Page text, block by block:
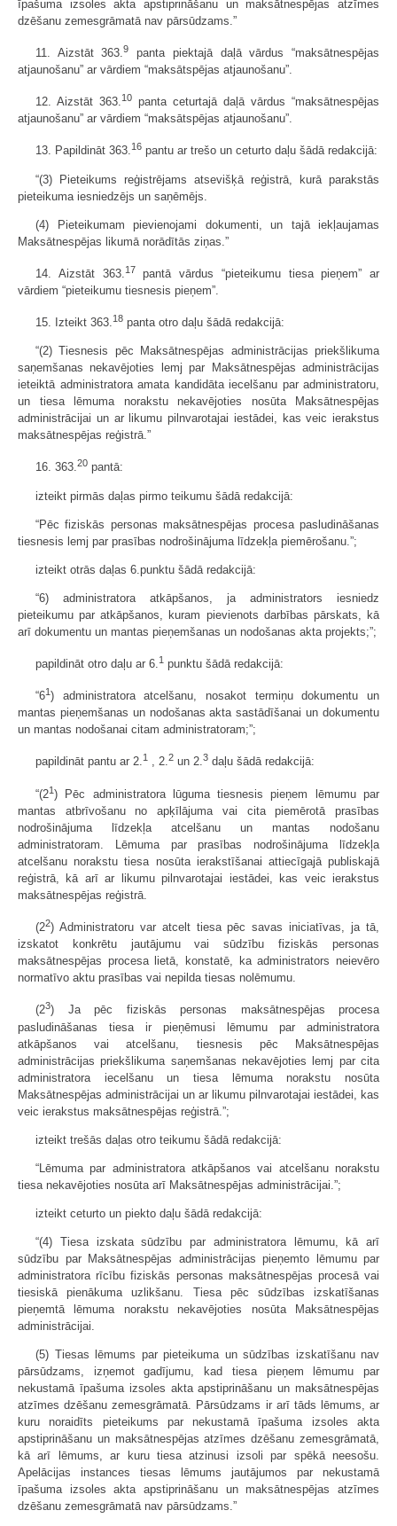
īpašuma izsoles akta apstiprināšanu un maksātnespējas atzīmes
dzēšanu zemesgrāmatā nav pārsūdzams.”
11. Aizstāt 363.9
panta piektajā daļā vārdus “maksātnespējas
atjaunošanu” ar vārdiem “maksātspējas atjaunošanu”.
12. Aizstāt 363.10 panta ceturtajā daļā vārdus “maksātnespējas
atjaunošanu” ar vārdiem “maksātspējas atjaunošanu”.
13. Papildināt 363.16 pantu ar trešo un ceturto daļu šādā redakcijā:
“(3) Pieteikums reģistrējams atsevišķā reģistrā, kurā parakstās
pieteikuma iesniedzējs un saņēmējs.
(4) Pieteikumam pievienojami dokumenti, un tajā iekļaujamas
Maksātnespējas likumā norādītās ziņas.”
14. Aizstāt 363.17
pantā vārdus “pieteikumu tiesa pieņem” ar
vārdiem “pieteikumu tiesnesis pieņem”.
15. Izteikt 363.18 panta otro daļu šādā redakcijā:
“(2) Tiesnesis pēc Maksātnespējas administrācijas priekšlikuma
saņemšanas nekavējoties lemj par Maksātnespējas administrācijas
ieteiktā administratora amata kandidāta iecelšanu par administratoru,
un tiesa lēmuma norakstu nekavējoties nosūta Maksātnespējas
administrācijai un ar likumu pilnvarotajai iestādei, kas veic ierakstus
maksātnespējas reģistrā.”
16. 363.20 pantā:
izteikt pirmās daļas pirmo teikumu šādā redakcijā:
“Pēc fiziskās personas maksātnespējas procesa pasludināšanas
tiesnesis lemj par prasības nodrošinājuma līdzekļa piemērošanu.”;
izteikt otrās daļas 6.punktu šādā redakcijā:
“6) administratora atkāpšanos, ja administrators iesniedz
pieteikumu par atkāpšanos, kuram pievienots darbības pārskats, kā
arī dokumentu un mantas pieņemšanas un nodošanas akta projekts;”;
papildināt otro daļu ar 6.1 punktu šādā redakcijā:
“61) administratora atcelšanu, nosakot termiņu dokumentu un
mantas pieņemšanas un nodošanas akta sastādīšanai un dokumentu
un mantas nodošanai citam administratoram;”;
papildināt pantu ar 2.1 , 2.2 un 2.3 daļu šādā redakcijā:
“(21) Pēc administratora lūguma tiesnesis pieņem lēmumu par
mantas atbrīvošanu no apķīlājuma vai cita piemērotā prasības
nodrošinājuma līdzekļa atcelšanu un mantas nodošanu
administratoram. Lēmuma par prasības nodrošinājuma līdzekļa
atcelšanu norakstu tiesa nosūta ierakstīšanai attiecīgajā publiskajā
reģistrā, kā arī ar likumu pilnvarotajai iestādei, kas veic ierakstus
maksātnespējas reģistrā.
(22) Administratoru var atcelt tiesa pēc savas iniciatīvas, ja tā,
izskatot konkrētu jautājumu vai sūdzību fiziskās personas
maksātnespējas procesa lietā, konstatē, ka administrators neievēro
normatīvo aktu prasības vai nepilda tiesas nolēmumu.
(23) Ja pēc fiziskās personas maksātnespējas procesa
pasludināšanas tiesa ir pieņēmusi lēmumu par administratora
atkāpšanos vai atcelšanu, tiesnesis pēc Maksātnespējas
administrācijas priekšlikuma saņemšanas nekavējoties lemj par cita
administratora iecelšanu un tiesa lēmuma norakstu nosūta
Maksātnespējas administrācijai un ar likumu pilnvarotajai iestādei, kas
veic ierakstus maksātnespējas reģistrā.”;
izteikt trešās daļas otro teikumu šādā redakcijā:
“Lēmuma par administratora atkāpšanos vai atcelšanu norakstu
tiesa nekavējoties nosūta arī Maksātnespējas administrācijai.”;
izteikt ceturto un piekto daļu šādā redakcijā:
“(4) Tiesa izskata sūdzību par administratora lēmumu, kā arī
sūdzību par Maksātnespējas administrācijas pieņemto lēmumu par
administratora rīcību fiziskās personas maksātnespējas procesā vai
tiesiskā pienākuma uzlikšanu. Tiesa pēc sūdzības izskatīšanas
pieņemtā lēmuma norakstu nekavējoties nosūta Maksātnespējas
administrācijai.
(5) Tiesas lēmums par pieteikuma un sūdzības izskatīšanu nav
pārsūdzams, izņemot gadījumu, kad tiesa pieņem lēmumu par
nekustamā īpašuma izsoles akta apstiprināšanu un maksātnespējas
atzīmes dzēšanu zemesgrāmatā. Pārsūdzams ir arī tāds lēmums, ar
kuru noraidīts pieteikums par nekustamā īpašuma izsoles akta
apstiprināšanu un maksātnespējas atzīmes dzēšanu zemesgrāmatā,
kā arī lēmums, ar kuru tiesa atzinusi izsoli par spēkā neesošu.
Apelācijas instances tiesas lēmums jautājumos par nekustamā
īpašuma izsoles akta apstiprināšanu un maksātnespējas atzīmes
dzēšanu zemesgrāmatā nav pārsūdzams.”